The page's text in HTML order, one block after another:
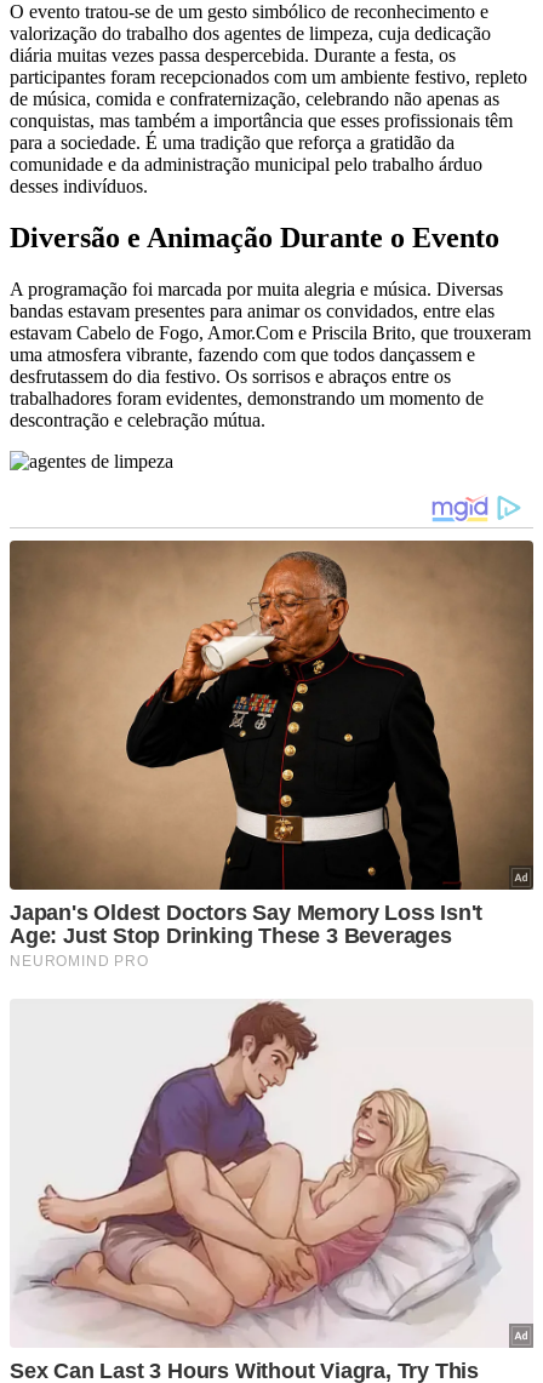
O evento tratou-se de um gesto simbólico de reconhecimento e
valorização do trabalho dos agentes de limpeza, cuja dedicação
diária muitas vezes passa despercebida. Durante a festa, os
participantes foram recepcionados com um ambiente festivo, repleto
de música, comida e confraternização, celebrando não apenas as
conquistas, mas também a importância que esses profissionais têm
para a sociedade. É uma tradição que reforça a gratidão da
comunidade e da administração municipal pelo trabalho árduo
desses indivíduos.
Diversão e Animação Durante o Evento
A programação foi marcada por muita alegria e música. Diversas
bandas estavam presentes para animar os convidados, entre elas
estavam Cabelo de Fogo, Amor.Com e Priscila Brito, que trouxeram
uma atmosfera vibrante, fazendo com que todos dançassem e
desfrutassem do dia festivo. Os sorrisos e abraços entre os
trabalhadores foram evidentes, demonstrando um momento de
descontração e celebração mútua.